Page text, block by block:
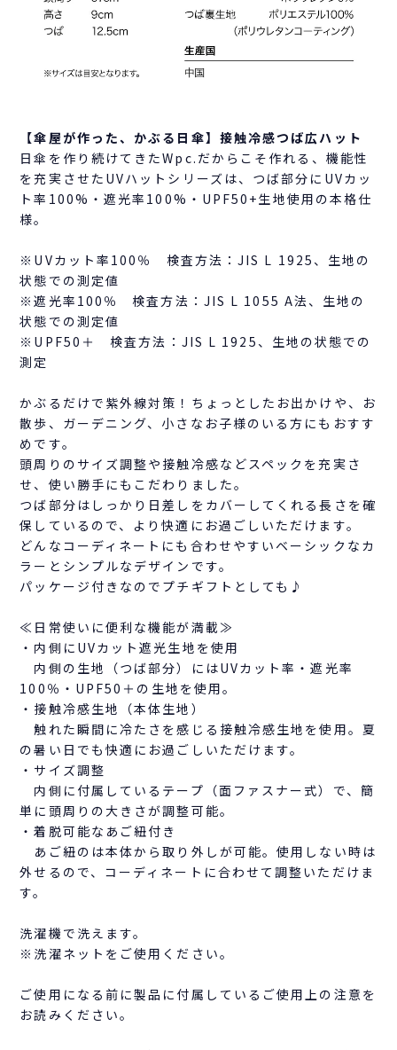
【傘屋が作った、かぶる日傘】接触冷感つば広ハット
日傘を作り続けてきたWpc.だからこそ作れる、機能性
を充実させたUVハットシリーズは、つば部分にUVカッ
ト率100%・遮光率100%・UPF50+生地使用の本格仕
様。
※UVカット率100％ 検査方法：JIS L 1925、生地の
状態での測定値
※遮光率100％ 検査方法：JIS L 1055 A法、生地の
状態での測定値
※UPF50＋ 検査方法：JIS L 1925、生地の状態での
測定
かぶるだけで紫外線対策！ちょっとしたお出かけや、お
散歩、ガーデニング、小さなお子様のいる方にもおすす
めです。
頭周りのサイズ調整や接触冷感などスペックを充実さ
せ、使い勝手にもこだわりました。
つば部分はしっかり日差しをカバーしてくれる長さを確
保しているので、より快適にお過ごしいただけます。
どんなコーディネートにも合わせやすいベーシックなカ
ラーとシンプルなデザインです。
パッケージ付きなのでプチギフトとしても♪
≪日常使いに便利な機能が満載≫
・内側にUVカット遮光生地を使用
内側の生地（つば部分）にはUVカット率・遮光率
100％・UPF50＋の生地を使用。
・接触冷感生地（本体生地）
触れた瞬間に冷たさを感じる接触冷感生地を使用。夏
の暑い日でも快適にお過ごしいただけます。
・サイズ調整
内側に付属しているテープ（面ファスナー式）で、簡
単に頭周りの大きさが調整可能。
・着脱可能なあご紐付き
あご紐のは本体から取り外しが可能。使用しない時は
外せるので、コーディネートに合わせて調整いただけま
す。
洗濯機で洗えます。
※洗濯ネットをご使用ください。
ご使用になる前に製品に付属しているご使用上の注意を
お読みください。